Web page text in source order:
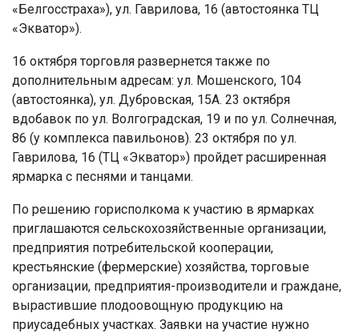
«Белгосстраха»), ул. Гаврилова, 16 (автостоянка ТЦ
«Экватор»).
16 октября торговля развернется также по
дополнительным адресам: ул. Мошенского, 104
(автостоянка), ул. Дубровская, 15А. 23 октября
вдобавок по ул. Волгоградская, 19 и по ул. Солнечная,
86 (у комплекса павильонов). 23 октября по ул.
Гаврилова, 16 (ТЦ «Экватор») пройдет расширенная
ярмарка с песнями и танцами.
По решению горисполкома к участию в ярмарках
приглашаются сельскохозяйственные организации,
предприятия потребительской кооперации,
крестьянские (фермерские) хозяйства, торговые
организации, предприятия-производители и граждане,
вырастившие плодоовощную продукцию на
приусадебных участках. Заявки на участие нужно